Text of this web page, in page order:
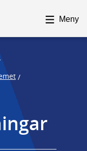
Meny
/